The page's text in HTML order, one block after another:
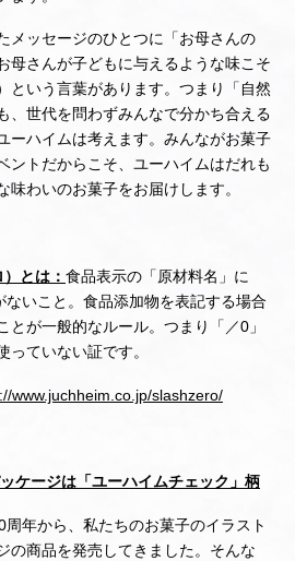
メッセージのひとつに「お母さんの
母さんが子どもに与えるような味こそ
という言葉があります。つまり「自然
、世代を問わずみんなで分かち合える
ーハイムは考えます。みんながお菓子
ントだからこそ、ユーハイムはだれも
味わいのお菓子をお届けします。
とは： 食品表示の「原材料名」に
ないこと。食品添加物を表記する場合
とが一般的なルール。つまり「／0」
っていない証です。
www.juchheim.co.jp/slashzero/
ケージは「ユーハイムチェック」柄
年から、私たちのお菓子のイラスト
の商品を発売してきました。そんな